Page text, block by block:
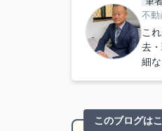
不動
こ
去
細
このブログは